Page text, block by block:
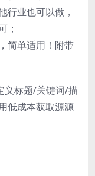
行业也可以做，
；
简单适用！附带
义标题/关键词/描
低成本获取源源